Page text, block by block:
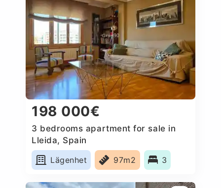
198 000€
3 bedrooms apartment for sale in
Lleida, Spain
Lägenhet
97m2 3